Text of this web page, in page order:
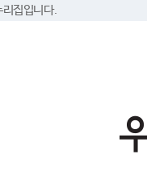
리집입니다.